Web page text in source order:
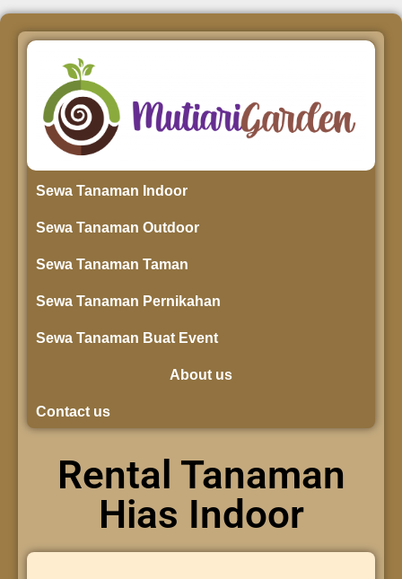
Sewa Tanaman Indoor
Sewa Tanaman Outdoor
Sewa Tanaman Taman
Sewa Tanaman Pernikahan
Sewa Tanaman Buat Event
About us
Contact us
Rental Tanaman
Hias Indoor